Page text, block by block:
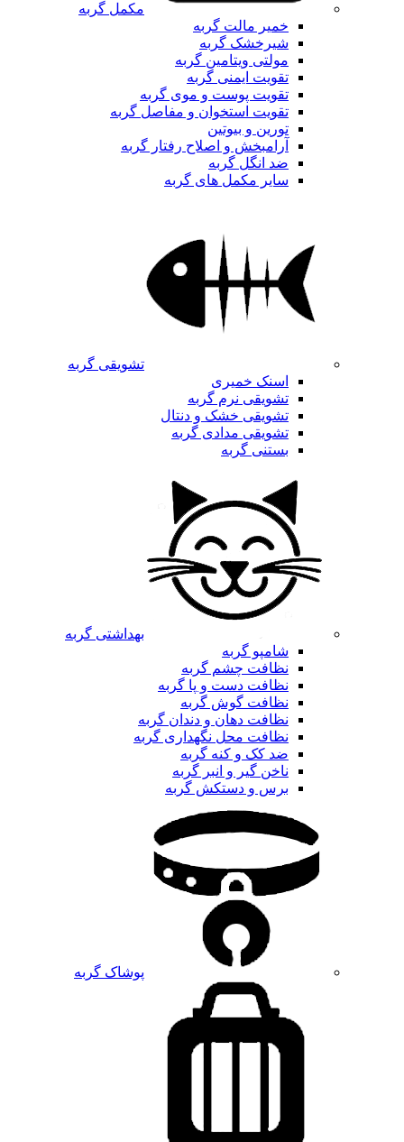
مکمل گربه
خمیر مالت گربه
شیرخشک گربه
مولتی ویتامین گربه
تقویت ایمنی گربه
تقویت پوست و موی گربه
تقویت استخوان و مفاصل گربه
تورین و بیوتین
آرامبخش و اصلاح رفتار گربه
ضد انگل گربه
سایر مکمل های گربه
تشویقی گربه
اسنک خمیری
تشویقی نرم گربه
تشویقی خشک و دنتال
تشویقی مدادی گربه
بستنی گربه
بهداشتی گربه
شامپو گربه
نظافت چشم گربه
نظافت دست و پا گربه
نظافت گوش گربه
نظافت دهان و دندان گربه
نظافت محل نگهداری گربه
ضد کک و کنه گربه
ناخن گیر و انبر گربه
برس و دستکش گربه
پوشاک گربه